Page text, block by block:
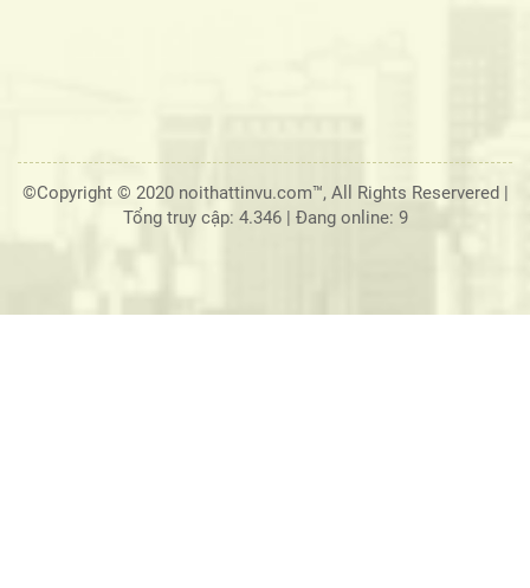
©Copyright © 2020 noithattinvu.com™, All Rights Reservered |
Tổng truy cập: 4.346| Đang online: 9